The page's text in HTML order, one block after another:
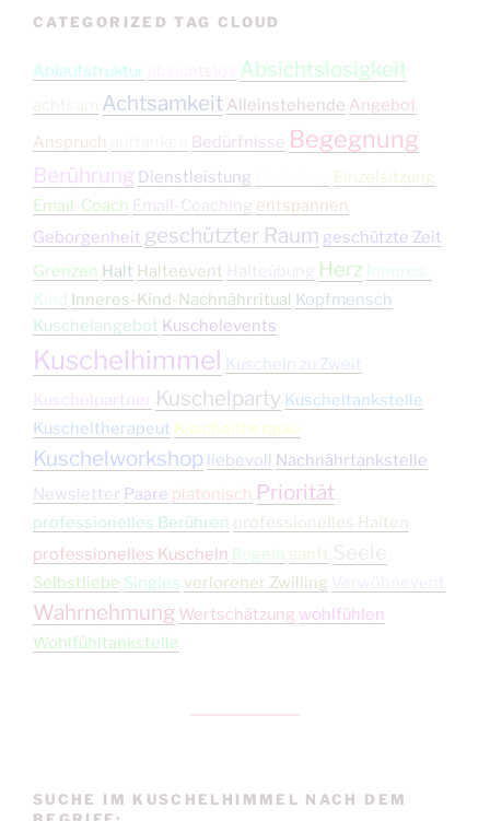
CATEGORIZED TAG CLOUD
Ablaufstruktur Absichtslosigkeit
Achtsamkeit Alleinstehende Angebot
Anspruch
Bedürfnisse Begegnung
Berührung Dienstleistung
Einzelsitzung
Email-Coach Email-Coaching entspannen
Geborgenheit geschützter Raum geschützte Zeit
Grenzen Halt Halteevent Herz Inneres-
Kind
Inneres-Kind-Nachnährritual
Kopfmensch
Kuschelangebot Kuschelevents
Kuschelhimmel Kuscheln zu Zweit
Kuschelpartner Kuschelparty Kuscheltankstelle
Kuscheltherapeut Kuscheltherapie
Kuschelworkshop liebevoll
Nachnährtankstelle
Newsletter Paare platonisch Priorität
professionelles Berühren professionelles Halten
professionelles Kuscheln Regeln sanft
Selbstliebe Singles verlorener Zwilling
Wahrnehmung Wertschätzung wohlfühlen
Wohlfühltankstelle
SUCHE IM KUSCHELHIMMEL NACH DEM